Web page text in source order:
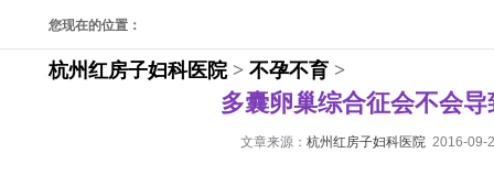
您现在的位置：
杭州红房子妇科医院> 不孕不育 >
多囊卵巢综合征会不会导
文章来源： 杭州红房子妇科医院 2016-09-